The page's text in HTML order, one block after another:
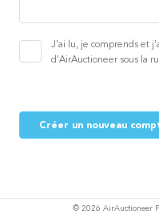
J'ai lu, je comprends et
d'AirAuctioneer sous la
Créer un nouveau
© 2026 AirAuctioneer